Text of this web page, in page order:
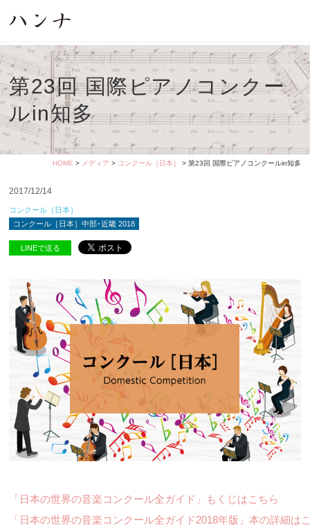
第23回 国際ピアノコンクー
ルin知多
HOME > メディア > コンクール［日本］ > 第23回 国際ピアノコンクールin知多
2017/12/14
コンクール［日本］
コンクール［日本］中部･近畿 2018
LINEで送る
「日本の世界の音楽コンクール全ガイド」もくじはこちら
「日本の世界の音楽コンクール全ガイド2018年版」本の詳細は